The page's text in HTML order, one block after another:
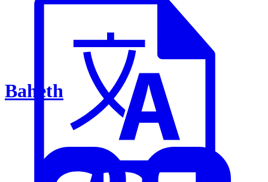
Baheth